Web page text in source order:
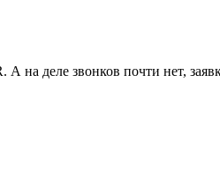
деле звонков почти нет,